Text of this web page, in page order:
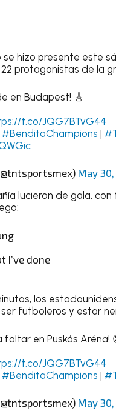
se hizo presente este
protagonistas de la
en Budapest! 🎸
t.co/JQG7BTvG44
#BenditaChampions |
May
lucieron de gala,
I’ve done
los
futboleros y estar
faltar en Puskás Aréna!
t.co/JQG7BTvG44
#BenditaChampions |
May